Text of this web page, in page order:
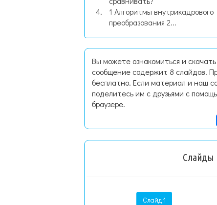
1 Алгоритмы внутрикадрового
преобразования 2...
Вы можете ознакомиться и
сообщение содержит 8 слайдов.
бесплатно. Если материал и наш
поделитесь им с друзьями с
браузере.
Слайды
Слайд 1